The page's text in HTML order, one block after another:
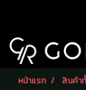
หน้าแรก สินค้า